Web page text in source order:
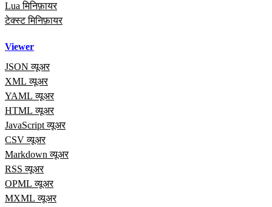
Lua मिनिफ़ायर
टेक्स्ट मिनिफ़ायर
Viewer
JSON व्यूअर
XML व्यूअर
YAML व्यूअर
HTML व्यूअर
JavaScript व्यूअर
CSV व्यूअर
Markdown व्यूअर
RSS व्यूअर
OPML व्यूअर
MXML व्यूअर